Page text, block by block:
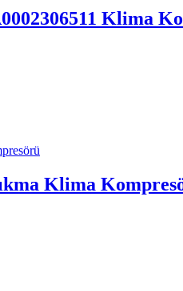
Klima
Klima